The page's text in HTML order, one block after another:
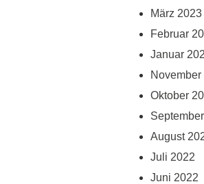
März 2023
Februar
Januar
November
Oktober
August
Juli 2022
Juni 2022